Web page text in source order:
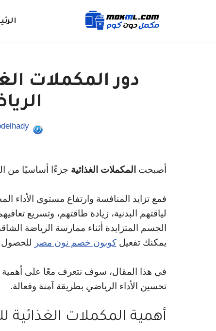
دور المكملات
أصبحت المكملات الغذائية جزءًا أساسيًا من
فمع تزايد المنافسة وارتفاع مستوى الأداء
لياقتهم البدنية، زيادة طاقتهم، وتسريع
الجسم المتزايدة أثناء ممارسة الرياضة
يمكنك تفعيل كوبون خصم نون مصر للحصول
في هذا المقال، سوف نتعرف معًا على أهمية
تحسين الأداء الرياضي بطريقة آمنة وفعالة.
أهمية المكملات الغذائية